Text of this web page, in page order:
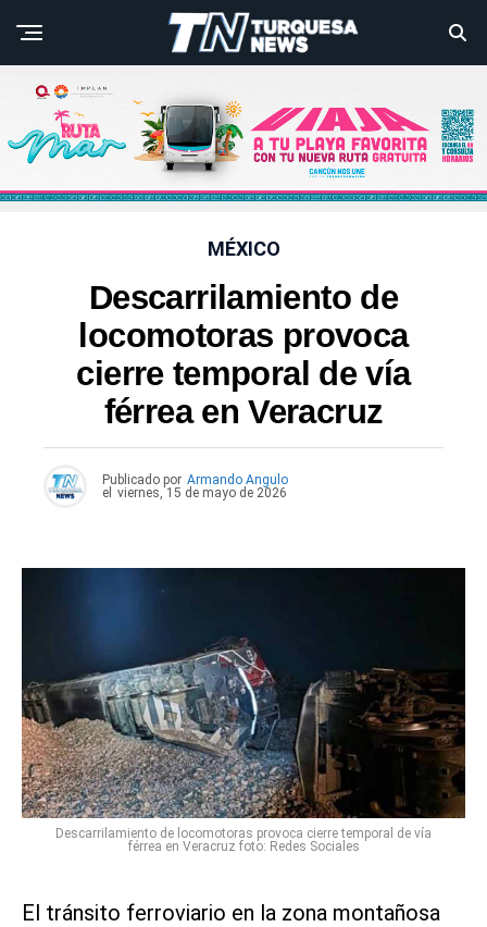
MÉXICO
Descarrilamiento de
locomotoras provoca
cierre temporal de vía
férrea en Veracruz
Publicado por Armando Angulo
el viernes, 15 de mayo de 2026
Descarrilamiento de locomotoras provoca cierre temporal de vía
férrea en Veracruz foto: Redes Sociales
El tránsito ferroviario en la zona montañosa